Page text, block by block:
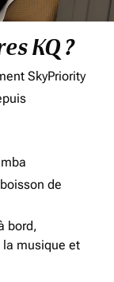
KQ ?
SkyPriority
de
bord,
musique et